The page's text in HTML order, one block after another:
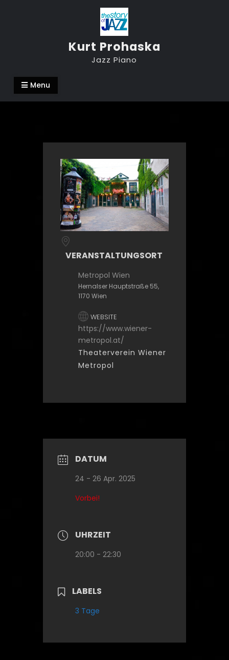
Kurt Prohaska
Jazz Piano
Menu
VERANSTALTUNGSORT
Metropol Wien
Hernalser Hauptstraße 55,
1170 Wien
WEBSITE
https://www.wiener-
metropol.at/
Theaterverein Wiener
Metropol
DATUM
24 - 26 Apr. 2025
Vorbei!
UHRZEIT
20:00 - 22:30
LABELS
3 Tage